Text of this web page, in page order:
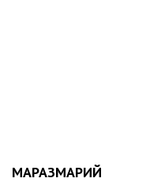
МАРАЗМАРИЙ